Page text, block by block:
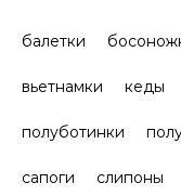
балетки
вьетнамки кеды
полуботинки
сапоги слипоны